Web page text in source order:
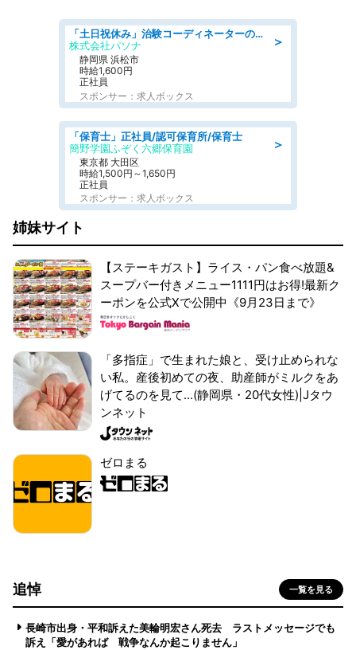
＞
「土日祝休み」治験コーディネーターのお仕事/未経験OK
株式会社パソナ
静岡県 浜松市
時給1,600円
正社員
スポンサー：求人ボックス
＞
「保育士」正社員/認可保育所/保育士
簡野学園ふぞく六郷保育園
東京都 大田区
時給1,500円～1,650円
正社員
スポンサー：求人ボックス
姉妹サイト
【ステーキガスト】ライス・パン食べ放題&
スープバー付きメニュー1111円はお得!最新ク
ーポンを公式Xで公開中《9月23日まで》
「多指症」で生まれた娘と、受け止められな
い私。産後初めての夜、助産師がミルクをあ
げてるのを見て...(静岡県・20代女性)|Jタウ
ンネット
ゼロまる
追悼 一覧を見る
長崎市出身・平和訴えた美輪明宏さん死去 ラストメッセージでも
訴え「愛があれば 戦争なんか起こりません」